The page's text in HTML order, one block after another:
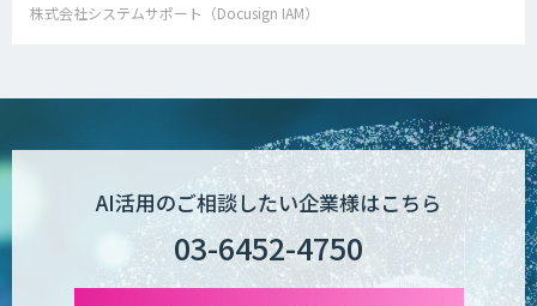
株式会社システムサポート（Docusign IAM）
AI活用のご相談したい企業様はこちら
03-6452-4750